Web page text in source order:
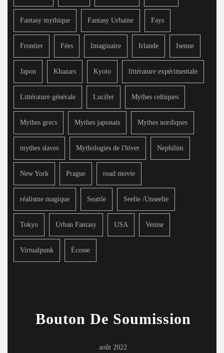
Fantasy mythique Fantasy Urbaine Fays
Frontier Fées Imaginaire Irlande Isenne
Japon Khazars Kyoto littérature expérimentale
Littérature générale Lucifer Mythes celtiques
Mythes grecs Mythes japonais Mythes nordiques
mythes slaves Mythologies de l'hiver Nephilim
New York Prague road movie
réalisme magique Seattle Seelie /Unseelie
Tokyo Urban Fantasy USA Venise
Virtualpunk Écosse
Bouton De Soumission
août 2022